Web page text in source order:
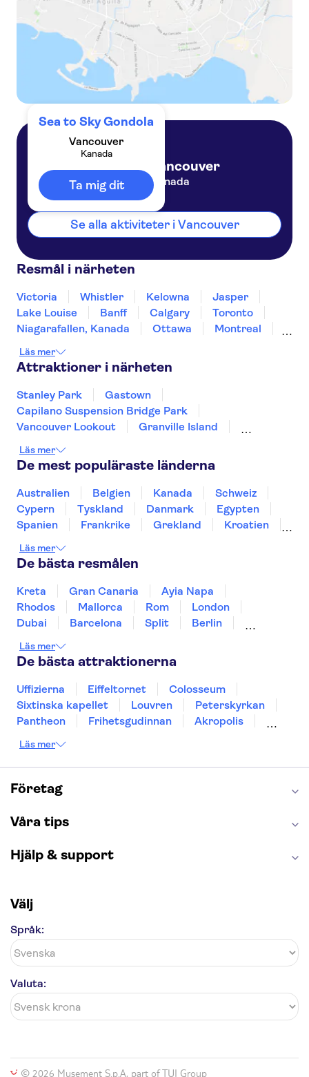
Sea to Sky Gondola
Vancouver
Kanada
Ta mig dit
Vancouver
Kanada
Se alla aktiviteter i Vancouver
Resmål i närheten
Victoria Whistler Kelowna
Jasper
Lake Louise
Banff Calgary
Toronto
Niagarafallen, Kanada
Ottawa
Montreal
Läs mer
Attraktioner i närheten
Stanley Park
Gastown
Capilano Suspension Bridge Park
Vancouver Lookout
Granville Island
Läs mer
De mest populäraste länderna
Australien Belgien Kanada
Schweiz
Cypern
Tyskland Danmark
Egypten
Spanien
Frankrike Grekland
Kroatien
Sverige
Thailand
Läs mer
De bästa resmålen
Kreta Gran Canaria
Ayia Napa
Rhodos
Mallorca Rom
London
Dubai
Barcelona Split
Berlin
Gdansk
Oslo Helsingfors
Helsingborg
Läs mer
De bästa attraktionerna
Uffizierna Eiffeltornet
Colosseum
Sixtinska kapellet
Louvren
Peterskyrkan
Pantheon
Frihetsgudinnan
Akropolis
Burj Khalifa
Saltgruvan i Wieliczka
Alhambra
Caminito del Rey
London Dungeon
Läs mer
Företag
Våra tips
Hjälp & support
Välj
Språk:
Valuta:
© 2026 Musement S.p.A, part of TUI Group